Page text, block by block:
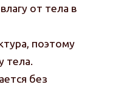
от тела в
поэтому
тела.
без